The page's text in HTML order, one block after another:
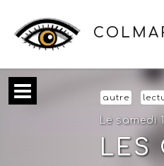
autre
Le samedi
LES